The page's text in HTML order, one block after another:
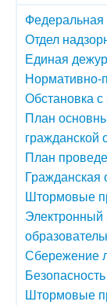
Отдел
Единая
Нормативно-
Обстановка
План
гражданской
План
Гражданская
Штормовые
Сбережение
Штормовые